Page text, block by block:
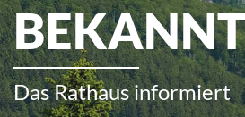
Das Rathaus informiert